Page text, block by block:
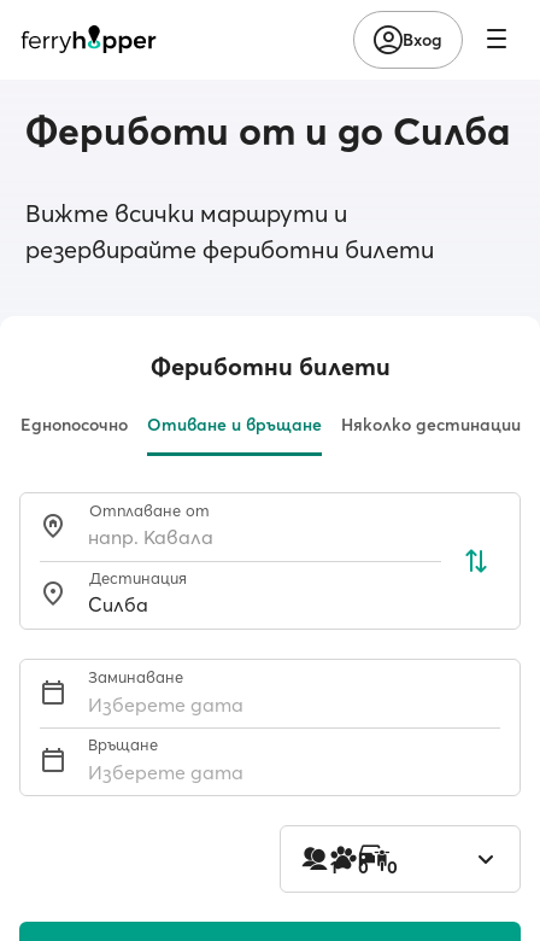
Вход
Фериботи от и до Силба
Вижте всички маршрути и
резервирайте фериботни билети
Фериботни билети
Еднопосочно Отиване и връщане Няколко дестинации
Отплаване от
Дестинация
Заминаване
Изберете дата
Връщане
Изберете дата
1 0 0